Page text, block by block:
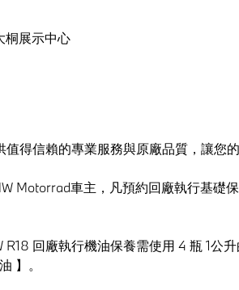
桐展示中心
值得信賴的專業服務與原廠品質，讓您
Motorrad車主，凡預約回廠執行基礎
R18 回廠執行機油保養需使用 4 瓶 1公
】。